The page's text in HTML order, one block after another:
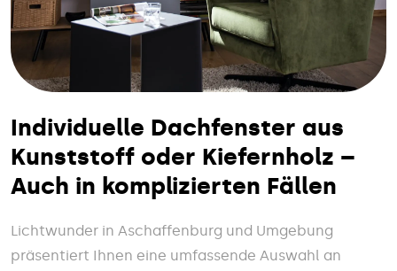
Individuelle Dachfenster aus
Kunststoff oder Kiefernholz –
Auch in komplizierten Fällen
Lichtwunder in Aschaffenburg und Umgebung
präsentiert Ihnen eine umfassende Auswahl an